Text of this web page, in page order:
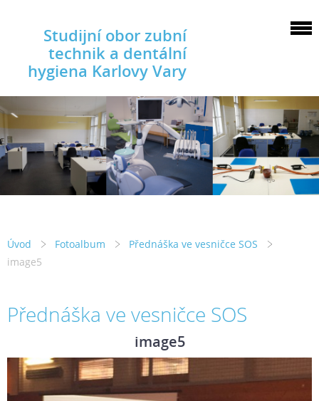
Studijní obor zubní
technik a dentální
hygiena Karlovy Vary
Úvod Fotoalbum
Přednáška ve vesničce SOS
image5
Přednáška ve vesničce SOS
image5